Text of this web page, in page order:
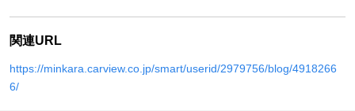
関連URL
https://minkara.carview.co.jp/smart/userid/2979756/blog/4918266
6/